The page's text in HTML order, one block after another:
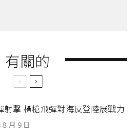
有關的
射擊 標槍飛彈對海反登陸展戰力
月 9 日